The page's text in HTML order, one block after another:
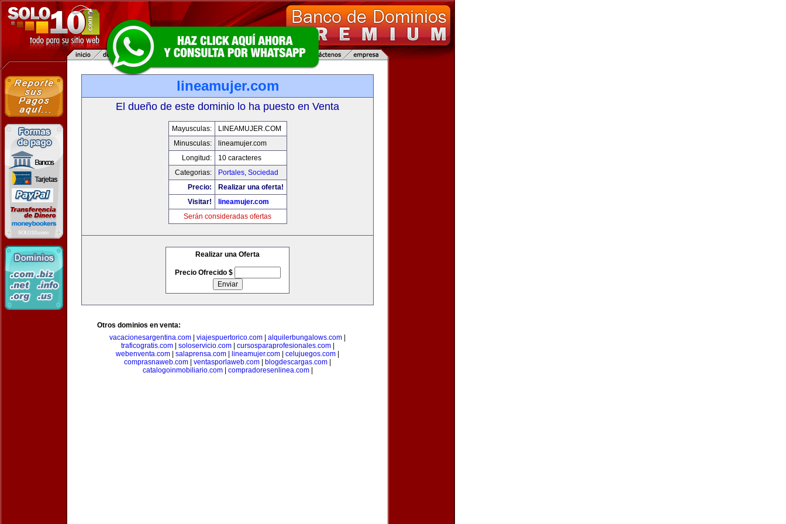
lineamujer.com
El dueño de este dominio lo ha puesto en Venta
Mayusculas:
LINEAMUJER.COM
Minusculas:
lineamujer.com
Longitud:
10 caracteres
Categorias:
Portales, Sociedad
Precio:
Realizar una oferta!
Visitar!
lineamujer.com
Serán consideradas ofertas
Realizar una Oferta
Precio Ofrecido $
Otros dominios en venta:
vacacionesargentina.com
viajespuertorico.com alquilerbungalows.com
traficogratis.com| soloservicio.com| cursosparaprofesionales.com|
webenventa.com
salaprensa.com lineamujer.com celujuegos.com
comprasnaweb.com
ventasporlaweb.com blogdescargas.com
catalogoinmobiliario.com| compradoresenlinea.com|